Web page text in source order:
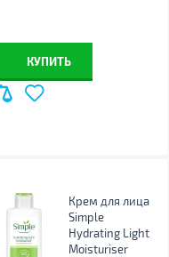
КУПИТЬ
Крем для лица
Simple
Hydrating Light
Moisturiser